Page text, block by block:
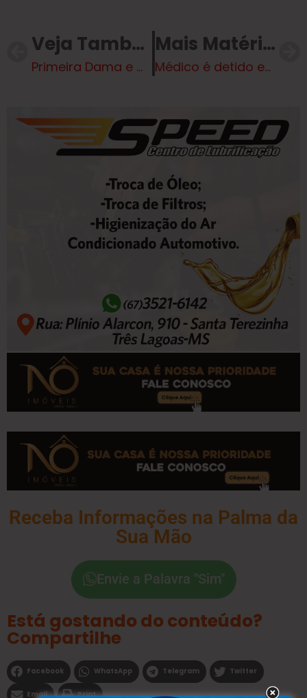
Veja Também
Primeira Dama e Governo do Estado se reunem para falar sobre programa “Perifeirarte”
Mais Matérias
Médico é detido em Minas Gerais por estupro e importunação sexual
Receba Informações na Palma da
Sua Mão
Envie a Palavra "Sim"
Está gostando do conteúdo?
Compartilhe
Facebook WhatsApp Telegram Twitter
Email Print